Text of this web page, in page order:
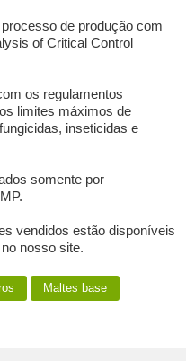
de produção com
of Critical Control
os regulamentos
limites máximos de
inseticidas e
somente por
vendidos estão disponíveis
nosso site.
Maltes base